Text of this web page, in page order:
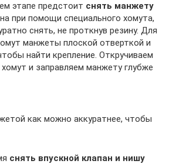
этапе предстоит снять манжету
при помощи специального хомута,
снять, не проткнув резину. Для
манжеты плоской отверткой и
найти крепление. Откручиваем
и заправляем манжету глубже
как можно аккуратнее, чтобы
снять впускной клапан и нишу